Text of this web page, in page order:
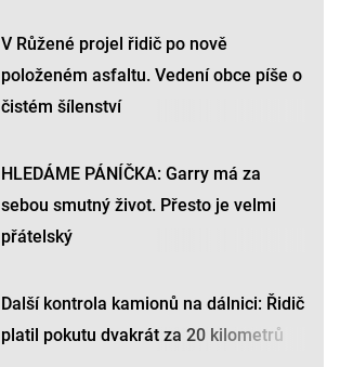
V Růžené projel řidič po nově
položeném asfaltu. Vedení obce píše o
čistém šílenství
HLEDÁME PÁNÍČKA: Garry má za
sebou smutný život. Přesto je velmi
přátelský
Další kontrola kamionů na dálnici: Řidič
platil pokutu dvakrát za 20 kilometrů